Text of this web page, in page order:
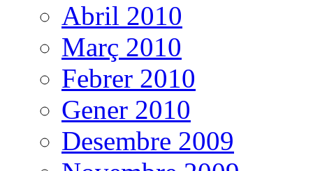
Abril 2010
Març 2010
Febrer 2010
Gener 2010
Desembre 2009